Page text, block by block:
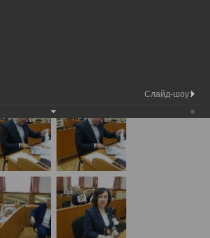
Слайд-шоу: